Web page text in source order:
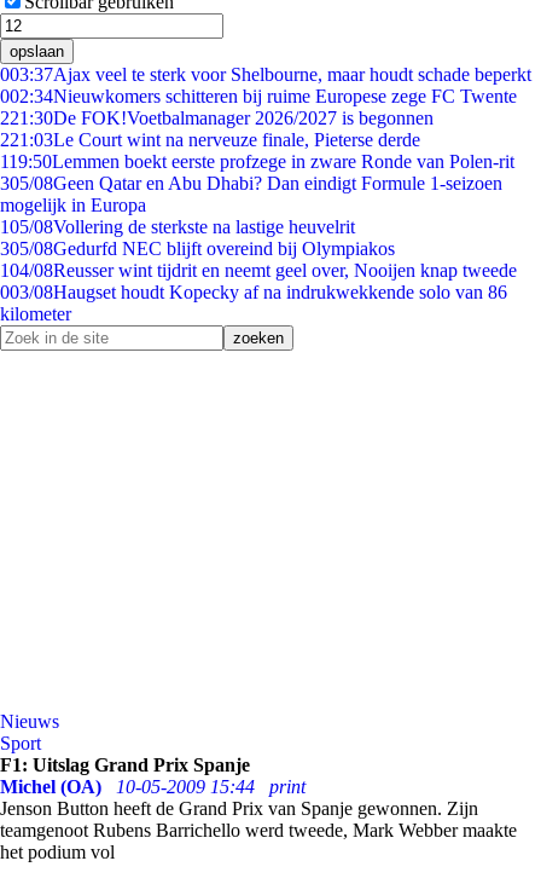
opslaan
003:37Ajax veel te sterk voor Shelbourne, maar houdt schade beperkt
002:34Nieuwkomers schitteren bij ruime Europese zege FC Twente
221:30De FOK!Voetbalmanager 2026/2027 is begonnen
221:03Le Court wint na nerveuze finale, Pieterse derde
119:50Lemmen boekt eerste profzege in zware Ronde van Polen-rit
305/08Geen Qatar en Abu Dhabi? Dan eindigt Formule 1-seizoen
mogelijk in Europa
105/08Vollering de sterkste na lastige heuvelrit
305/08Gedurfd NEC blijft overeind bij Olympiakos
104/08Reusser wint tijdrit en neemt geel over, Nooijen knap tweede
003/08Haugset houdt Kopecky af na indrukwekkende solo van 86
kilometer
Nieuws
Sport
F1: Uitslag Grand Prix Spanje
Michel (OA)
10-05-2009 15:44
print
Jenson Button heeft de Grand Prix van Spanje gewonnen. Zijn
teamgenoot Rubens Barrichello werd tweede, Mark Webber maakte
het podium vol